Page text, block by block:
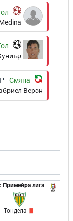
Смяна
Верон
Примейра лига
Тондела